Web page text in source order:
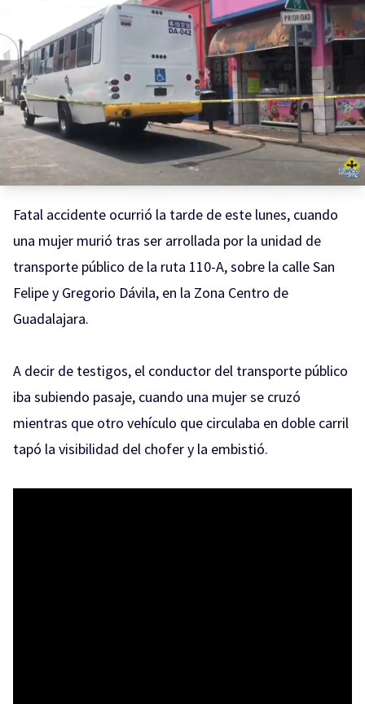
Fatal accidente ocurrió la tarde de este lunes, cuando
una mujer murió tras ser arrollada por la unidad de
transporte público de la ruta 110-A, sobre la calle San
Felipe y Gregorio Dávila, en la Zona Centro de
Guadalajara.
A decir de testigos, el conductor del transporte público
iba subiendo pasaje, cuando una mujer se cruzó
mientras que otro vehículo que circulaba en doble carril
tapó la visibilidad del chofer y la embistió.